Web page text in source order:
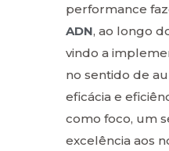
performance
ADN, ao longo
vindo a
no sentido de
eficácia e
como foco, um
excelência aos